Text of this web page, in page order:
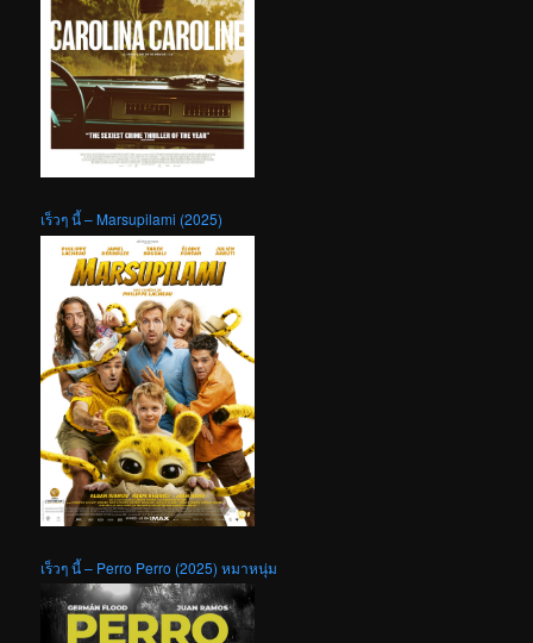
เร็วๆ นี้ – Marsupilami (2025)
เร็วๆ นี้ – Perro Perro (2025) หมาหนุ่ม